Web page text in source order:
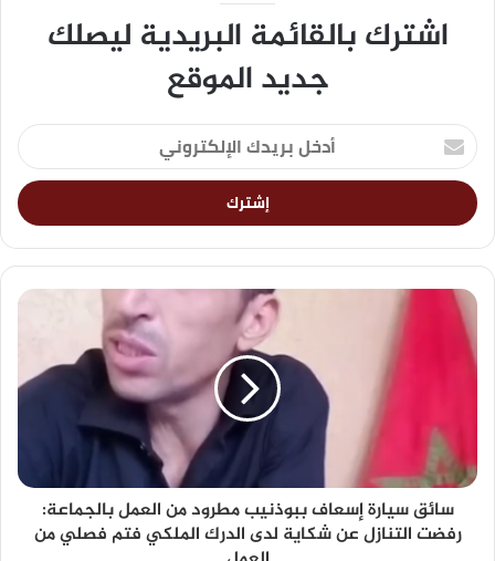
اشترك بالقائمة البريدية ليصلك
جديد الموقع
سائق سيارة إسعاف ببوذنيب مطرود من العمل بالجماعة:
رفضت التنازل عن شكاية لدى الدرك الملكي فتم فصلي من